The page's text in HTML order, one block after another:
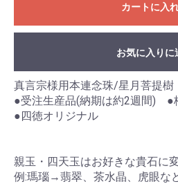
カートに入
お気に入りに
真言宗様用本連念珠/星月菩提樹
●受注生産品(納期は約2週間) ●
●四徳オリジナル
親玉・四天玉はお好きな貴石に
例:瑪瑙→翡翠、茶水晶、虎眼な